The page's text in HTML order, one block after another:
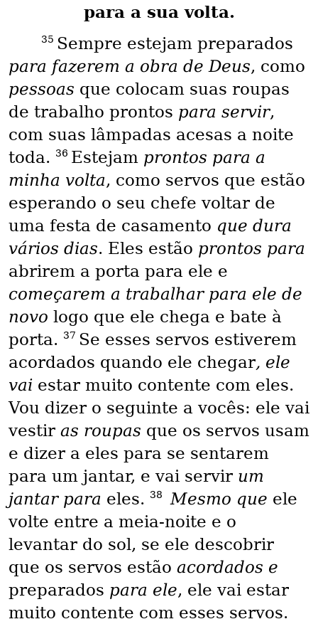
para a sua volta.
35 Sempre estejam preparados
para fazerem a obra de Deus, como
pessoas que colocam suas roupas
de trabalho prontos para servir,
com suas lâmpadas acesas a noite
toda. 36 Estejam prontos para a
minha volta, como servos que estão
esperando o seu chefe voltar de
uma festa de casamento que dura
vários dias. Eles estão prontos para
abrirem a porta para ele e
começarem a trabalhar para ele de
novo logo que ele chega e bate à
porta. 37 Se esses servos estiverem
acordados quando ele chegar, ele
vai estar muito contente com eles.
Vou dizer o seguinte a vocês: ele vai
vestir as roupas que os servos usam
e dizer a eles para se sentarem
para um jantar, e vai servir um
jantar para eles. 38 Mesmo que ele
volte entre a meia-noite e o
levantar do sol, se ele descobrir
que os servos estão acordados e
preparados para ele, ele vai estar
muito contente com esses servos.